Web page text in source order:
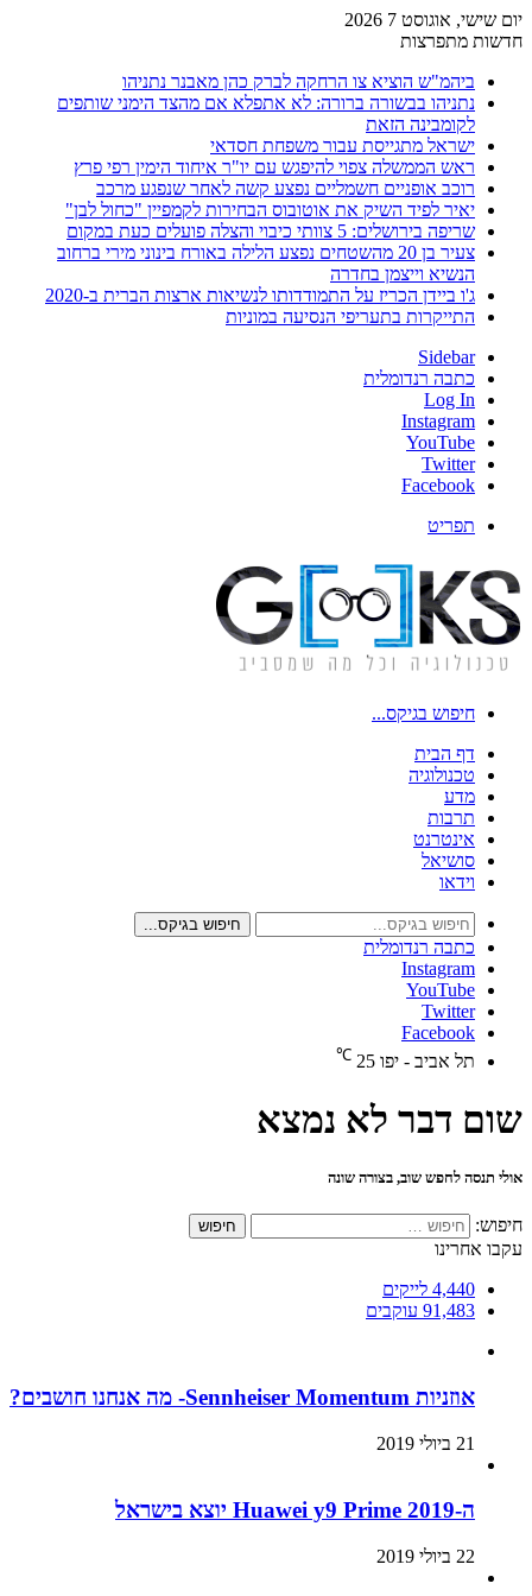
יום שישי, אוגוסט 7 2026
חדשות מתפרצות
ביהמ"ש הוציא צו הרחקה לברק כהן מאבנר נתניהו
נתניהו בבשורה ברורה: לא אתפלא אם מהצד הימני שותפים
לקומבינה הזאת
ישראל מתגייסת עבור משפחת חסדאי
ראש הממשלה צפוי להיפגש עם יו"ר איחוד הימין רפי פרץ
רוכב אופניים חשמליים נפצע קשה לאחר שנפגע מרכב
יאיר לפיד השיק את אוטובוס הבחירות לקמפיין "כחול לבן"
שריפה בירושלים: 5 צוותי כיבוי והצלה פועלים כעת במקום
צעיר בן 20 מהשטחים נפצע הלילה באורח בינוני מירי ברחוב
הנשיא וייצמן בחדרה
ג'ו ביידן הכריז על התמודדותו לנשיאות ארצות הברית ב-2020
התייקרות בתעריפי הנסיעה במוניות
Sidebar
כתבה רנדומלית
Log In
Instagram
YouTube
Twitter
Facebook
תפריט
חיפוש בגיקס...
דף הבית
טכנולוגיה
מדע
תרבות
אינטרנט
סושיאל
וידאו
חיפוש בגיקס...
כתבה רנדומלית
Instagram
YouTube
Twitter
Facebook
תל אביב - יפו 25
℃
שום דבר לא נמצא
אולי תנסה לחפש שוב, בצורה שונה
חיפוש:
עקבו אחרינו
4,440 לייקים
91,483 עוקבים
אוזניות Sennheiser Momentum- מה אנחנו חושבים?
21 ביולי 2019
ה-Huawei y9 Prime 2019 יוצא בישראל
22 ביולי 2019